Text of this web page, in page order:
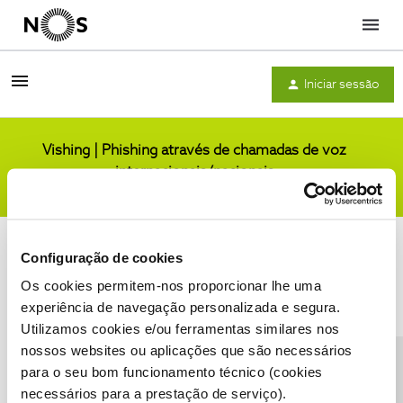
Configuração de cookies
Os cookies permitem-nos proporcionar lhe uma
experiência de navegação personalizada e segura.
Utilizamos cookies e/ou ferramentas similares nos
nossos websites ou aplicações que são necessários
para o seu bom funcionamento técnico (cookies
necessários para a prestação de serviço).
Menu
Iniciar sessão
Vishing | Phishing através de chamadas de voz
internacionais/nacionais
Condições do Fórum NOS Accessibility statement